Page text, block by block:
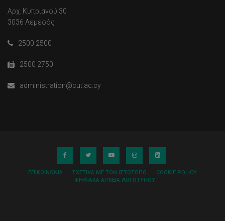
Αρχ. Κυπριανού 30
3036 Λεμεσός
2500 2500
2500 2750
administration@cut.ac.cy
ΕΠΙΚΟΙΝΩΝΊΑ ΣΧΕΤΙΚΆ ΜΕ ΤΟΝ ΙΣΤΌΤΟΠΟ
COOKIE POLICY
ΨΗΦΙΑΚΆ ΑΡΧΕΊΑ ΛΟΓΌΤΥΠΟΥ